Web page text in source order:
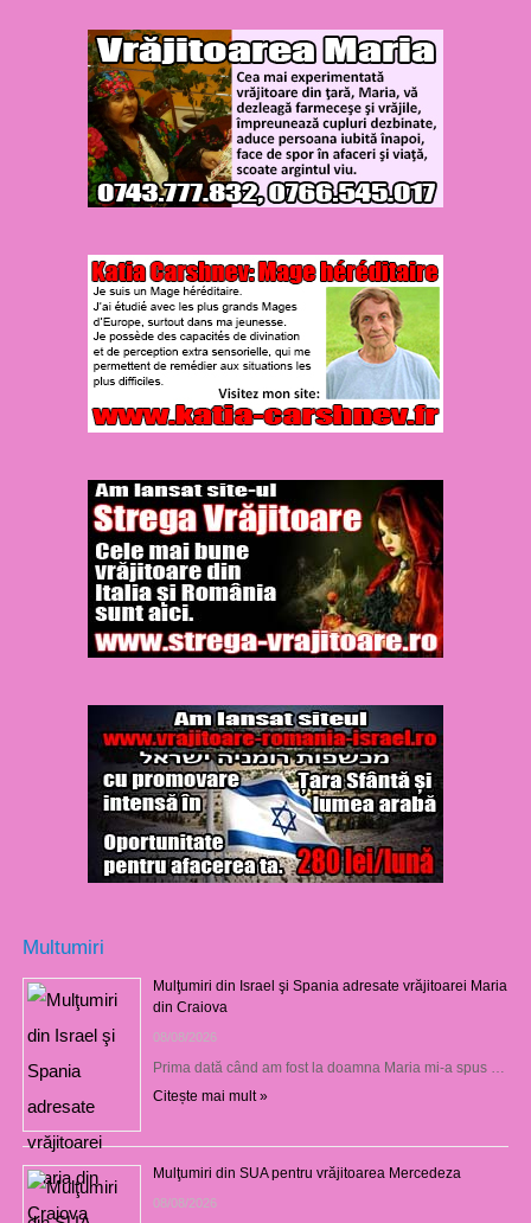
Multumiri
Mulţumiri din Israel şi Spania adresate vrăjitoarei Maria
din Craiova
08/08/2026
Prima dată când am fost la doamna Maria mi-a spus …
Citește mai mult »
Mulţumiri din SUA pentru vrăjitoarea Mercedeza
08/08/2026